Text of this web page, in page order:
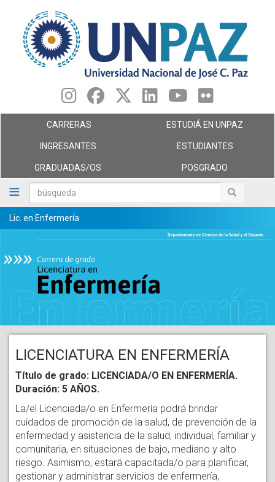
contenido
principal
búsqueda búsqueda
CARRERAS ESTUDIÁ EN UNPAZ
INGRESANTES ESTUDIANTES
GRADUADAS/OS POSGRADO
Lic. en Enfermería
LICENCIATURA EN ENFERMERÍA
Título de grado: LICENCIADA/O EN ENFERMERÍA.
Duración: 5 AÑOS.
La/el Licenciada/o en Enfermería podrá brindar
cuidados de promoción de la salud, de prevención de la
enfermedad y asistencia de la salud, individual, familiar y
comunitaria, en situaciones de bajo, mediano y alto
riesgo. Asimismo, estará capacitada/o para planificar,
gestionar y administrar servicios de enfermería,